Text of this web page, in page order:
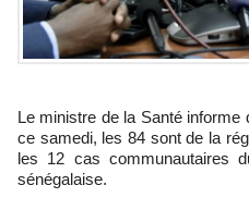
Le ministre de la Santé
ce samedi, les 84 sont de la
les 12 cas communautaires
sénégalaise.